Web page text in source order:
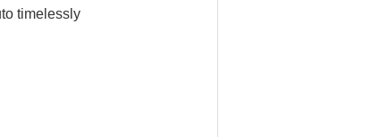
timelessly